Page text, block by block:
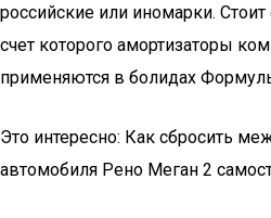
российские или иномарки. Стоит
счет которого амортизаторы
применяются в болидах
Это интересно: Как сбросить
автомобиля Рено Меган 2